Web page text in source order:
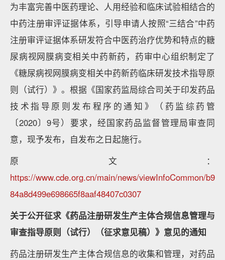
为丰富完善中医药理论、人用经验和临床试验相结合的
中药注册审评证据体系，引导申请人按照“三结合”中药
注册审评证据体系研发符合中医药治疗优势和特点的糖
尿病视网膜病变相关中药新药，药审中心组织制定了
《糖尿病视网膜病变相关中药新药临床研发技术指导原
则（试行）》。根据《国家药监局综合司关于印发药品
技术指导原则发布程序的通知》（药监综药管
〔2020〕9号）要求，经国家药品监督管理局审查同
意，现予发布，自发布之日起施行。
原文：
https://www.cde.org.cn/main/news/viewInfoCommon/b9
84a8d499e698665f8aaf48407c0307
关于公开征求《药品注册研发生产主体合规信息管理与
审查指导原则（试行）（征求意见稿）》意见的通知
药品注册研发生产主体合规信息的收集和管理，对药品